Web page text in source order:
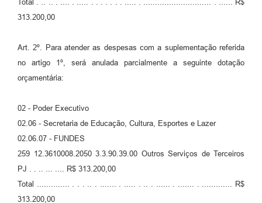
Total . .. .. . .... . ..... . . . . . . . ..... . ............................. . ...... R$
313.200,00
Art. 2º. Para atender as despesas com a suplementação referida
no artigo 1º, será anulada parcialmente a seguinte dotação
orçamentária:
02 - Poder Executivo
02.06 - Secretaria de Educação, Cultura, Esportes e Lazer
02.06.07 - FUNDES
259 12.3610008.2050 3.3.90.39.00 Outros Serviços de Terceiros
PJ . . .. ... .... R$ 313.200,00
Total .............. . . . .. . ....... . ..... . .. . ...... . ....... . ............. R$
313.200,00